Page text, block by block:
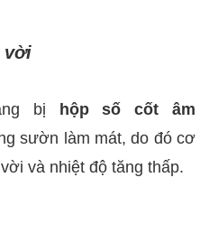
vời
bị hộp số cốt âm
sườn làm mát, do đó cơ
và nhiệt độ tăng thấp.